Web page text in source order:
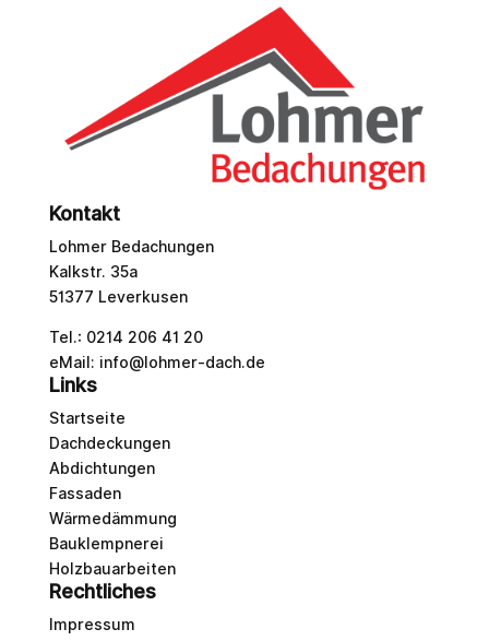
Kontakt
Lohmer Bedachungen
Kalkstr. 35a
51377 Leverkusen
Tel.: 0214 206 41 20
eMail: info@lohmer-dach.de
Links
Startseite
Dachdeckungen
Abdichtungen
Fassaden
Wärmedämmung
Bauklempnerei
Holzbauarbeiten
Rechtliches
Impressum